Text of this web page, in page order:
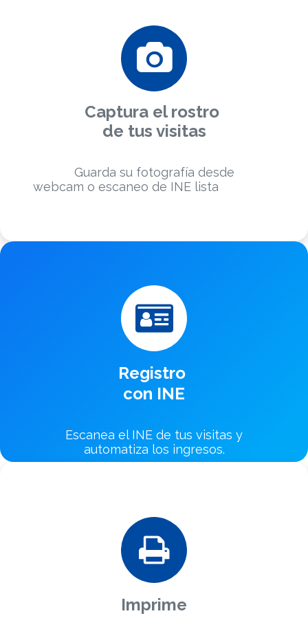
Captura el rostro
de tus visitas
Guarda su fotografía desde
webcam o escaneo de INE lista
Registro
con INE
Escanea el INE de tus visitas y
automatiza los ingresos.
Imprime